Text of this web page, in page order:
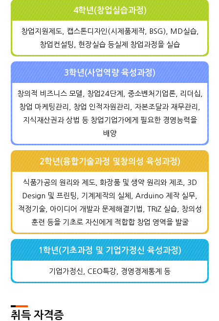
4학년(창업실습과정)
창업지원제도, 캡스톤디자인(시제품제작, BSG), MD실습,
창업컨설팅, 현장실습 등실제 창업과정을 실습
3학년(사업역량 육성과정)
창의적 비즈니스 모델, 창업24단계, 중소벤처기업론, 리더십,
창업 마케팅관리, 창업 인적자원관리, 자본조달과 재무관리,
지식재산권과 상법 등 창업기업가에게 필요한 경영능력을
배양
2학년(융합기술과정 및창의성 육성과정)
식품가공의 원리와 제도, 화장품 및 생약 원리와 제조, 3D
Design 및 프린팅, 기계제작의 실체, Arduino 제작 실무,
적정기술, 아이디어 개발과 문제해결기법, TRIZ 실습, 창의성
훈련 등을 기초로 자신에게 적합합 창업 영역을 발굴
1학년(기초과정 및 기업가정신 육성과정)
기업가정신, CEO특강, 경영경제통계 등
취득 자격증